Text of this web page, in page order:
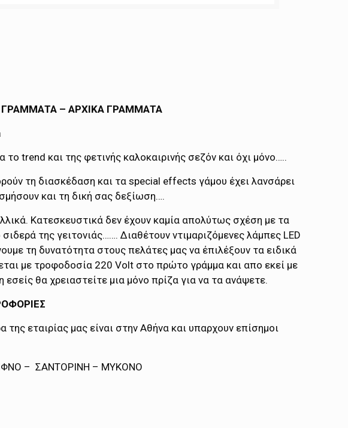
– ΑΡΧΙΚΑ ΓΡΑΜΜΑΤΑ
trend και της φετινής καλοκαιρινής σεζόν και όχι μόνο…..
τη διασκέδαση και τα special effects γάμου έχει λανσάρει
και τη δική σας δεξίωση….
Κατεσκευστικά δεν έχουν καμία απολύτως σχέση με τα
της γειτονιάς……. Διαθέτουν ντιμαριζόμενες λάμπες LED
τη δυνατότητα στους πελάτες μας να έπιλέξουν τα ειδικά
με τροφοδοσία 220 Volt στο πρώτο γράμμα και απο εκεί με
θα χρειαστείτε μια μόνο πρίζα για να τα ανάψετε.
εταιρίας μας είναι στην Αθήνα και υπαρχουν επίσημοι
– ΣΑΝΤΟΡΙΝΗ – ΜΥΚΟΝΟ